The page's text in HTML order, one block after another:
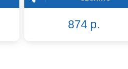
874 р.